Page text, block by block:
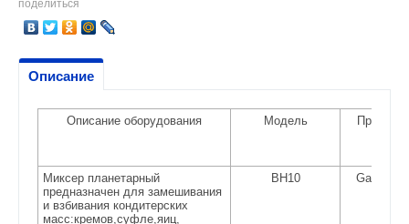
поделиться
Описание
Описание оборудования Модель
Миксер планетарный
предназначен для замешивания
и взбивания кондитерских
масс:кремов,суфле,яиц,
BH10